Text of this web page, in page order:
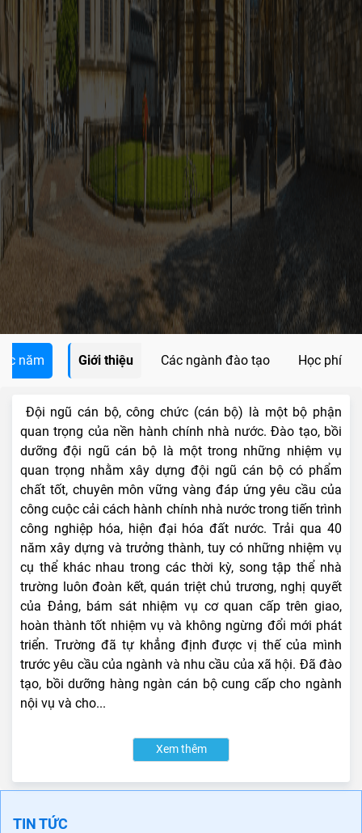
năm Giới thiệu Các ngành đào tạo Học phí
Đội ngũ cán bộ, công chức (cán bộ) là một bộ phận
quan trọng của nền hành chính nhà nước. Đào tạo, bồi
dưỡng đội ngũ cán bộ là một trong những nhiệm vụ
quan trọng nhằm xây dựng đội ngũ cán bộ có phẩm
chất tốt, chuyên môn vững vàng đáp ứng yêu cầu của
công cuộc cải cách hành chính nhà nước trong tiến trình
công nghiệp hóa, hiện đại hóa đất nước. Trải qua 40
năm xây dựng và trưởng thành, tuy có những nhiệm vụ
cụ thể khác nhau trong các thời kỳ, song tập thể nhà
trường luôn đoàn kết, quán triệt chủ trương, nghị quyết
của Đảng, bám sát nhiệm vụ cơ quan cấp trên giao,
hoàn thành tốt nhiệm vụ và không ngừng đổi mới phát
triển. Trường đã tự khẳng định được vị thế của mình
trước yêu cầu của ngành và nhu cầu của xã hội. Đã đào
tạo, bồi dưỡng hàng ngàn cán bộ cung cấp cho ngành
nội vụ và cho...
Xem thêm
TIN TỨC